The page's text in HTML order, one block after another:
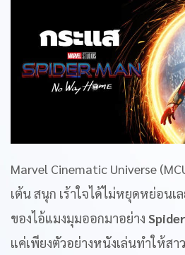
Marvel Cinematic Universe
เต้น สนุก เร้าใจได้ไม่หยุดหย่อน
ของไอ้แมงมุมออกมาอย่าง
แค่เพียงตัวอย่างหนังเล่นทำให้สา